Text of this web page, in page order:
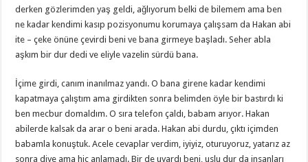
derken gözlerimden yaş geldi, ağlıyorum belki de bilemem ama ben
ne kadar kendimi kasıp pozisyonumu korumaya çalışsam da Hakan abi
ite – çeke önüne çevirdi beni ve bana girmeye başladı. Seher abla
aşkım bir dur dedi ve eliyle vazelin sürdü bana.
İçime girdi, canım inanılmaz yandı. O bana girene kadar kendimi
kapatmaya çalıştım ama girdikten sonra belimden öyle bir bastırdı ki
ben mecbur domaldım. O sıra telefon çaldı, babam arıyor. Hakan
abilerde kalsak da arar o beni arada. Hakan abi durdu, çıktı içimden
babamla konuştuk. Acele cevaplar verdim, iyiyiz, oturuyoruz, yatarız az
sonra diye ama hiç anlamadı. Bir de uyardı beni, uslu dur da insanları